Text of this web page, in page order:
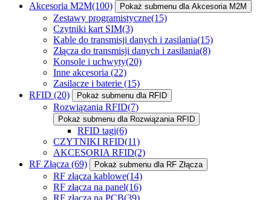
Akcesoria M2M(100) Pokaż submenu dla Akcesoria M2M
Zestawy programistyczne(15)
Czytniki kart SIM(3)
Kable do transmisji danych i zasilania(15)
Złącza do transmisji danych i zasilania(8)
Konsole i uchwyty(20)
Inne akcesoria (22)
Zasilacze i baterie (15)
RFID (20) Pokaż submenu dla RFID
Rozwiązania RFID(7)
Pokaż submenu dla Rozwiązania RFID
RFID tagi(6)
CZYTNIKI RFID(11)
AKCESORIA RFID(2)
RF Złącza (69) Pokaż submenu dla RF Złącza
RF złącza kablowe(14)
RF złącza na panel(16)
RF złącza na PCB(39)